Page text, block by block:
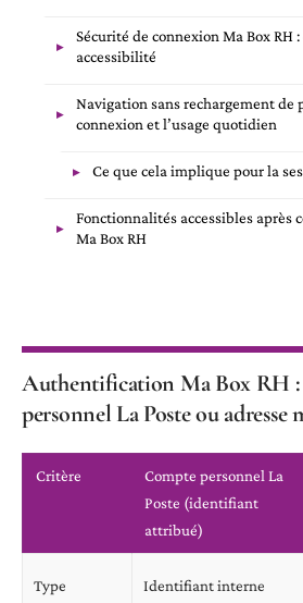
Sécurité de connexion Ma Box RH
accessibilité
Navigation sans rechargement de
connexion et l’usage quotidien
Ce que cela implique pour la
Fonctionnalités accessibles après
Ma Box RH
Authentification Ma Box RH
personnel La Poste ou adresse
Critère
Compte personnel La
Poste (identifiant
attribué)
Type
Identifiant interne